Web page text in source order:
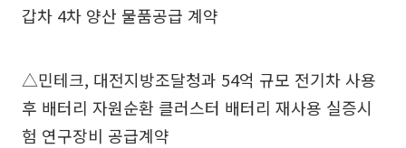
갑차 4차 양산 물품공급 계약
△민테크, 대전지방조달청과 54억 규모 전기차 사용
후 배터리 자원순환 클러스터 배터리 재사용 실증시
험 연구장비 공급계약